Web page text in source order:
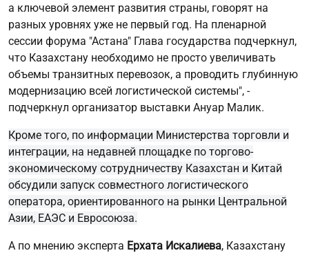
а ключевой элемент развития страны, говорят на
разных уровнях уже не первый год. На пленарной
сессии форума "Астана" Глава государства подчеркнул,
что Казахстану необходимо не просто увеличивать
объемы транзитных перевозок, а проводить глубинную
модернизацию всей логистической системы", -
подчеркнул организатор выставки Ануар Малик.
Кроме того, по информации Министерства торговли и
интеграции, на недавней площадке по торгово-
экономическому сотрудничеству Казахстан и Китай
обсудили запуск совместного логистического
оператора, ориентированного на рынки Центральной
Азии, ЕАЭС и Евросоюза.
А по мнению эксперта Ерхата Искалиева, Казахстану